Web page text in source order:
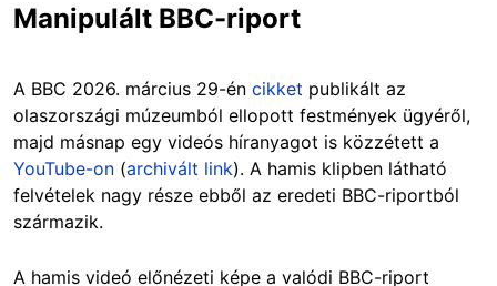
Manipulált BBC-riport
A BBC 2026. március 29-én cikket publikált az
olaszországi múzeumból ellopott festmények ügyéről,
majd másnap egy videós híranyagot is közzétett a
YouTube-on (archivált link). A hamis klipben látható
felvételek nagy része ebből az eredeti BBC-riportból
származik.
A hamis videó előnézeti képe a valódi BBC-riport